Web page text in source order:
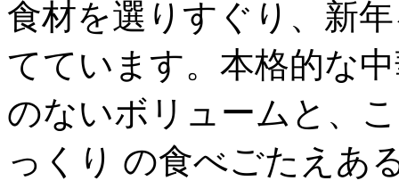
食材を選りすぐり、新
てています。本格的な
のないボリュームと、
っくり の食べごたえあ